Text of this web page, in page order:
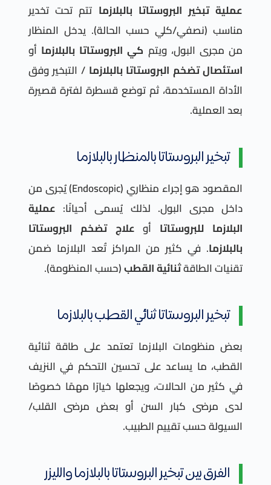
عملية تبخير البروستاتا بالبلازما تتم تحت تخدير
مناسب (نصفي/كلي حسب الحالة). يدخل المنظار
من مجرى البول، ويتم كي البروستاتا بالبلازما أو
استئصال تضخم البروستاتا بالبلازما / التبخير وفق
الأداة المستخدمة، ثم توضع قسطرة لفترة قصيرة
بعد العملية.
تبخير البروستاتا بالمنظار بالبلازما
المقصود هو إجراء منظاري (Endoscopic) يُجرى من
داخل مجرى البول. لذلك يُسمى أحيانًا: عملية
البلازما للبروستاتا أو علاج تضخم البروستاتا
بالبلازما. في كثير من المراكز تُعد البلازما ضمن
تقنيات الطاقةثنائية القطب(حسب المنظومة).
تبخير البروستاتا ثنائي القطب بالبلازما
بعض منظومات البلازما تعتمد على طاقة ثنائية
القطب، ما يساعد على تحسين التحكم في النزيف
في كثير من الحالات، ويجعلها خيارًا مهمًا خصوصًا
لدى مرضى كبار السن أو بعض مرضى القلب/
السيولة حسب تقييم الطبيب.
الفرق بين تبخير البروستاتا بالبلازما والليزر